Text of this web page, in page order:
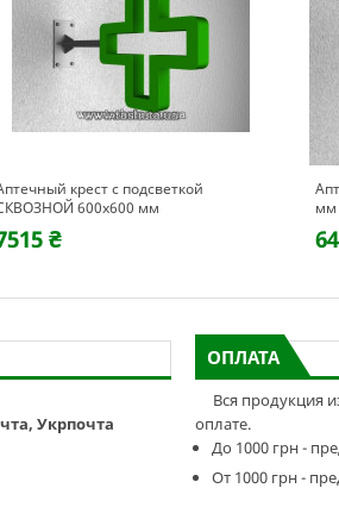
крест с подсветкой
600х600 мм
₴
мм
Укрпочта
ОПЛАТА
Вся продукция
оплате.
До 1000 грн -
От 1000 грн -